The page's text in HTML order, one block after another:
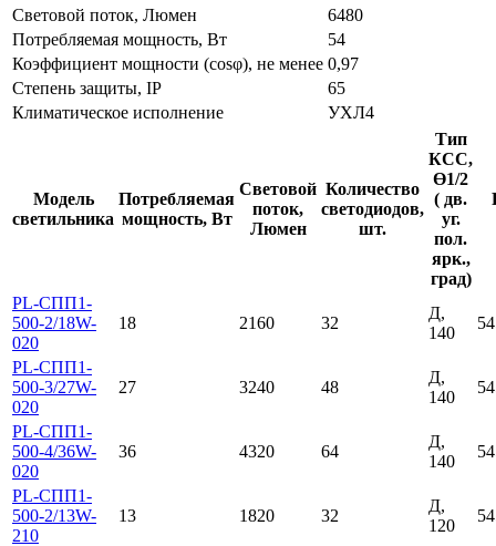
Световой поток, Люмен
6480
Потребляемая мощность, Вт
54
Коэффициент мощности (cosφ), не менее 0,97
Степень защиты, IP
65
Климатическое исполнение
УХЛ4
Модель
светильника
Потребляемая
мощность, Вт
Световой
поток,
Люмен
Количество
светодиодов,
шт.
Тип
КСС,
Ɵ1/2
( дв.
уг.
пол.
ярк.,
град)
PL-СПП1-
500-2/18W-
020
18 2160 32
Д,
140
PL-СПП1-
500-3/27W-
020
27 3240 48
Д,
140
PL-СПП1-
500-4/36W-
020
36 4320 64
Д,
140
PL-СПП1-
500-2/13W-
210
13 1820 32
Д,
120